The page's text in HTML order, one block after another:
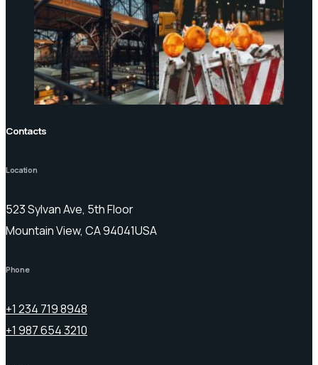
Contacts
Location
523 Sylvan Ave, 5th Floor
Mountain View, CA 94041USA
Phone
+1 234 719 8948
+1 987 654 3210